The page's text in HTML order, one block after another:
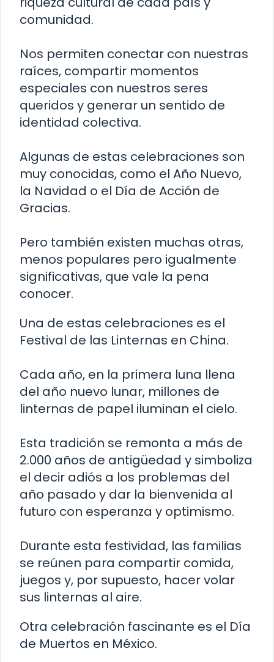
comunidad.
Nos permiten conectar con nuestras
raíces, compartir momentos
especiales con nuestros seres
queridos y generar un sentido de
identidad colectiva.
Algunas de estas celebraciones son
muy conocidas, como el Año Nuevo,
la Navidad o el Día de Acción de
Gracias.
Pero también existen muchas otras,
menos populares pero igualmente
significativas, que vale la pena
conocer.
Una de estas celebraciones es el
Festival de las Linternas en China.
Cada año, en la primera luna llena
del año nuevo lunar, millones de
linternas de papel iluminan el cielo.
Esta tradición se remonta a más de
2.000 años de antigüedad y simboliza
el decir adiós a los problemas del
año pasado y dar la bienvenida al
futuro con esperanza y optimismo.
Durante esta festividad, las familias
se reúnen para compartir comida,
juegos y, por supuesto, hacer volar
sus linternas al aire.
Otra celebración fascinante es el Día
de Muertos en México.